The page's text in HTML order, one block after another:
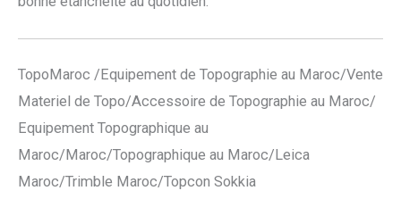
TopoMaroc /Equipement de Topographie au Maroc/Vente
Materiel de Topo/Accessoire de Topographie au Maroc/
Equipement Topographique au
Maroc/Maroc/Topographique au Maroc/Leica
Maroc/Trimble Maroc/Topcon Sokkia